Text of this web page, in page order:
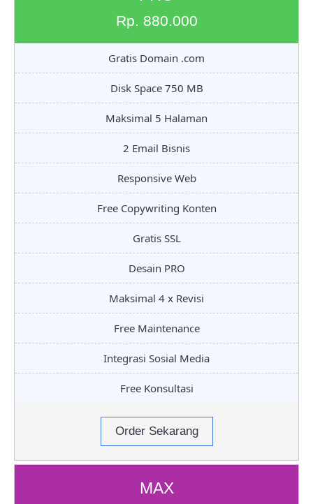
Rp. 880.000
Gratis Domain .com
Disk Space 750 MB
Maksimal 5 Halaman
2 Email Bisnis
Responsive Web
Free Copywriting Konten
Gratis SSL
Desain PRO
Maksimal 4 x Revisi
Free Maintenance
Integrasi Sosial Media
Free Konsultasi
Order Sekarang
MAX